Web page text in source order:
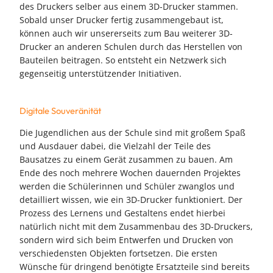
des Druckers selber aus einem 3D-Drucker stammen.
Sobald unser Drucker fertig zusammengebaut ist,
können auch wir unsererseits zum Bau weiterer 3D-
Drucker an anderen Schulen durch das Herstellen von
Bauteilen beitragen. So entsteht ein Netzwerk sich
gegenseitig unterstützender Initiativen.
Digitale Souveränität
Die Jugendlichen aus der Schule sind mit großem Spaß
und Ausdauer dabei, die Vielzahl der Teile des
Bausatzes zu einem Gerät zusammen zu bauen. Am
Ende des noch mehrere Wochen dauernden Projektes
werden die Schülerinnen und Schüler zwanglos und
detailliert wissen, wie ein 3D-Drucker funktioniert. Der
Prozess des Lernens und Gestaltens endet hierbei
natürlich nicht mit dem Zusammenbau des 3D-Druckers,
sondern wird sich beim Entwerfen und Drucken von
verschiedensten Objekten fortsetzen. Die ersten
Wünsche für dringend benötigte Ersatzteile sind bereits